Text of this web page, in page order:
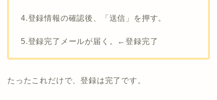
4.登録情報の確認後、「送信」を押す。
5.登録完了メールが届く。←登録完了
たったこれだけで、登録は完了です。